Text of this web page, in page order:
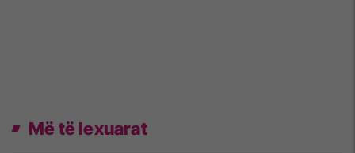
Më të lexuarat